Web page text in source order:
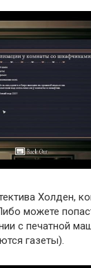
Холден,
можете
с печатной
газеты).